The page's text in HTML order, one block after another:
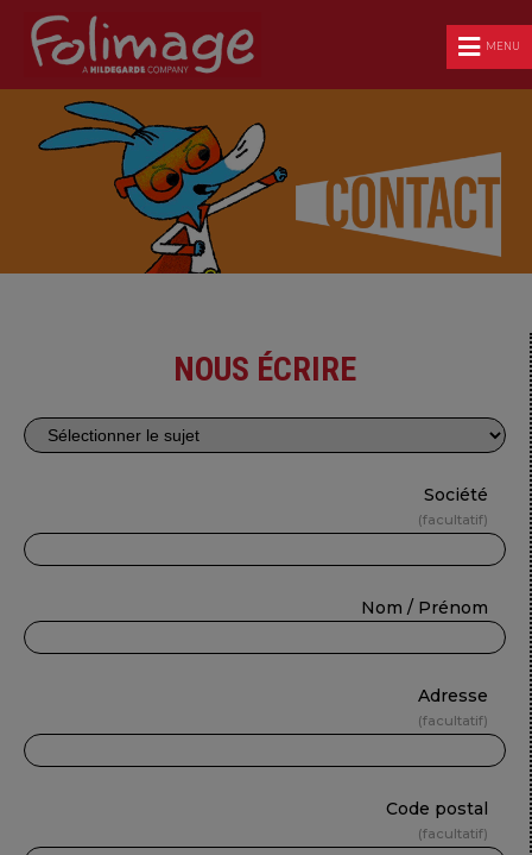
MENU
NOUS ÉCRIRE
Société
facultatif
Nom / Prénom
Adresse
facultatif
Code postal
facultatif